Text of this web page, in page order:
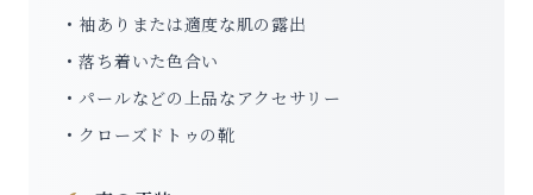
• 袖ありまたは適度な肌の露出
• 落ち着いた色合い
• パールなどの上品なアクセサリー
• クローズドトゥの靴